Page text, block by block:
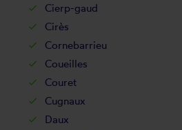
Cierp-gaud
Cirès
Cornebarrieu
Coueilles
Couret
Cugnaux
Daux